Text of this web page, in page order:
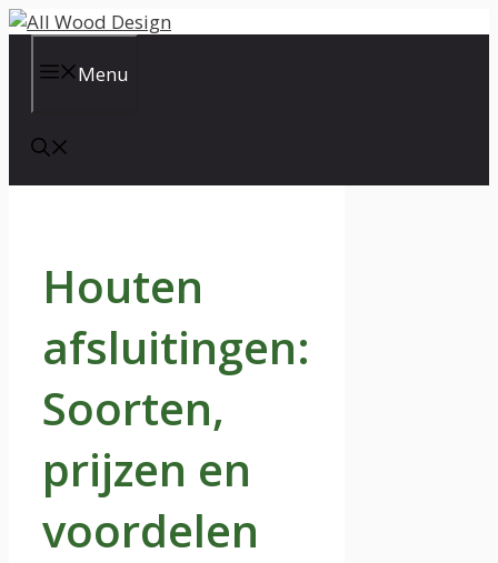
Ga
Menu
Houten
afsluitingen:
Soorten,
prijzen en
voordelen